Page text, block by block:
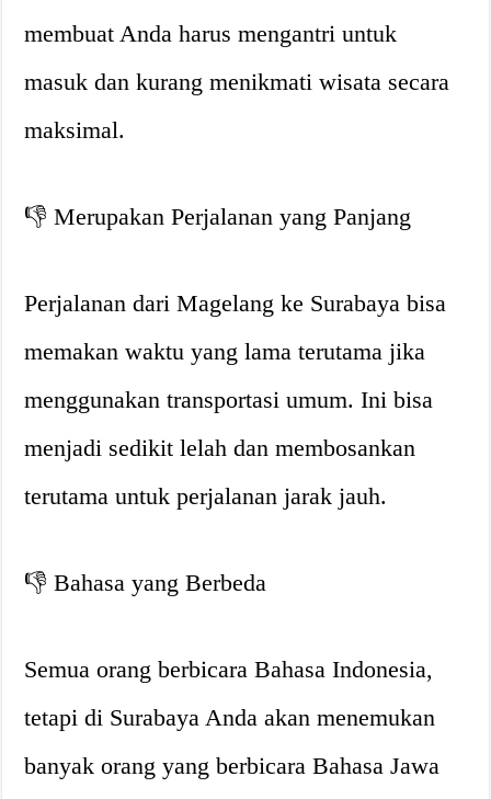
membuat Anda harus mengantri untuk
masuk dan kurang menikmati wisata secara
maksimal.
👎 Merupakan Perjalanan yang Panjang
Perjalanan dari Magelang ke Surabaya bisa
memakan waktu yang lama terutama jika
menggunakan transportasi umum. Ini bisa
menjadi sedikit lelah dan membosankan
terutama untuk perjalanan jarak jauh.
👎 Bahasa yang Berbeda
Semua orang berbicara Bahasa Indonesia,
tetapi di Surabaya Anda akan menemukan
banyak orang yang berbicara Bahasa Jawa